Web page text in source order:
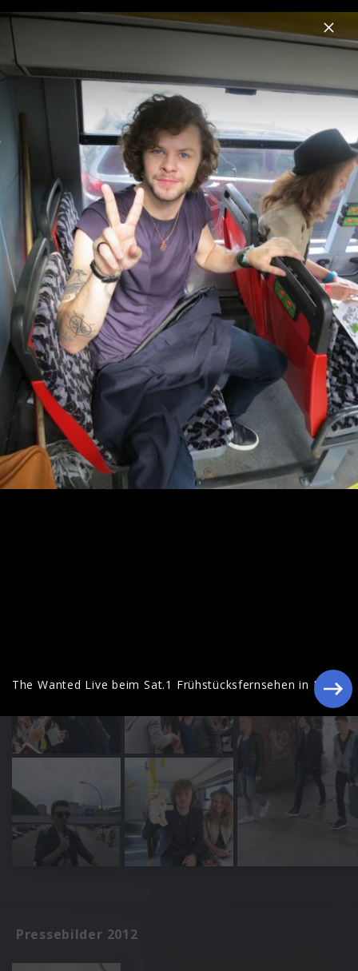
Menu
The Wanted
News Musik Videos Fotos Biografie
Pressebilder 2013
The Wanted Live beim Sat.1
Pressebilder 2012
The Wanted Live beim Sat.1 Frühstücksfernsehen in Berlin